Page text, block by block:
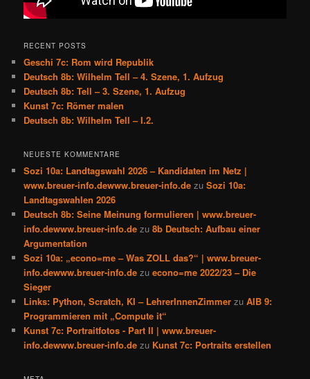
RECENT POSTS
Geschi 7c: Rom wird Republik
Deutsch 8b: Wilhelm Tell – 4. Szene, 1. Aufzug
Deutsch 8b: Tell – 3. Szene, 1. Aufzug
Kunst 7c: Römer malen
Deutsch 8b: Wilhelm Tell – I.2.
NEUESTE KOMMENTARE
Sozi 10a: Landtagswahl 2026 – Kandidaten im Netz |
www.breuer-info.dewww.breuer-info.de zuSozi 10a:
Landtagswahlen 2026
Deutsch 8b: Seine Meinung formulieren | www.breuer-
info.dewww.breuer-info.de zu8b Deutsch: Aufbau einer
Argumentation
Sozi 10a: „econo=me – Was ZOLL das?“ | www.breuer-
info.dewww.breuer-info.de zuecono=me 2022/23 – Die
Sieger
Links: Python, Scratch, KI – LehrerInnenZimmer zuAIB 9:
Programmieren mit „Compute it“
Kunst 7c: Portraitfotos - Part II | www.breuer-
info.dewww.breuer-info.de zu Kunst 7c: Portraits erstellen